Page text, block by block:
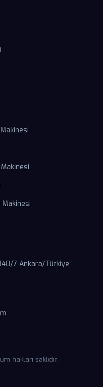
7 Ankara/Türkiye
hakları saklıdır.